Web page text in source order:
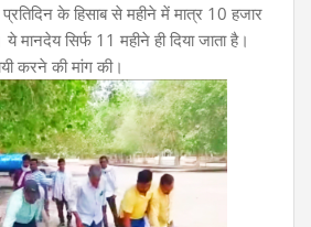
प्रतिदिन के हिसाब से महीने में मात्र 10 हजार
मानदेय सिर्फ 11 महीने ही दिया जाता है।
करने की मांग की।